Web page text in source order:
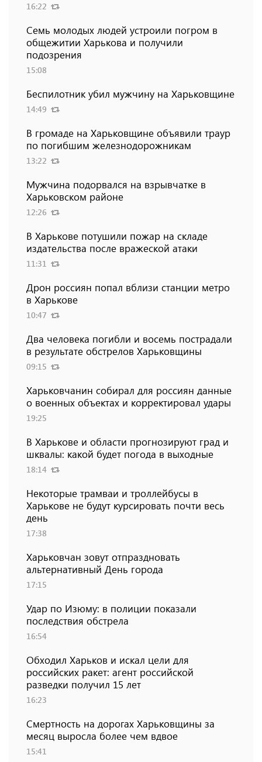
16:22
Семь молодых людей устроили погром в
общежитии Харькова и получили
подозрения
15:08
Беспилотник убил мужчину на Харьковщине
14:49
В громаде на Харьковщине объявили траур
по погибшим железнодорожникам
13:22
Мужчина подорвался на взрывчатке в
Харьковском районе
12:26
В Харькове потушили пожар на складе
издательства после вражеской атаки
11:31
Дрон россиян попал вблизи станции метро
в Харькове
10:47
Два человека погибли и восемь пострадали
в результате обстрелов Харьковщины
09:15
Харьковчанин собирал для россиян данные
о военных объектах и ​​корректировал удары
19:25
В Харькове и области прогнозируют град и
шквалы: какой будет погода в выходные
18:14
Некоторые трамваи и троллейбусы в
Харькове не будут курсировать почти весь
день
17:38
Харьковчан зовут отпраздновать
альтернативный День города
17:15
Удар по Изюму: в полиции показали
последствия обстрела
16:54
Обходил Харьков и искал цели для
российских ракет: агент российской
разведки получил 15 лет
16:23
Смертность на дорогах Харьковщины за
месяц выросла более чем вдвое
15:41